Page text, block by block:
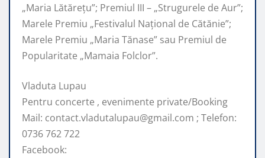
„Maria Lătărețu”; Premiul III – „Strugurele de Aur”;
Marele Premiu „Festivalul Național de Cătănie”;
Marele Premiu „Maria Tănase” sau Premiul de
Popularitate „Mamaia Folclor”.
Vladuta Lupau
Pentru concerte , evenimente private/Booking
Mail: contact.vladutalupau@gmail.com ; Telefon:
0736 762 722
Facebook: